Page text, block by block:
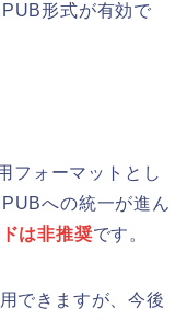
形式が有効で
フォーマットとし
への統一が進ん
は非推奨です。
できますが、今後